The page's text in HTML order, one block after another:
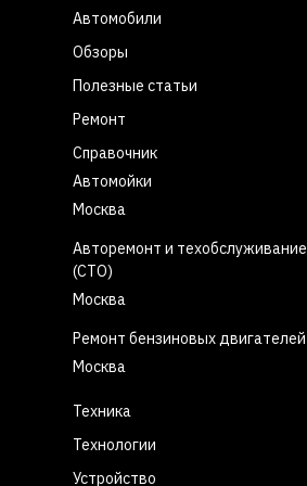
Автомобили
Обзоры
Полезные статьи
Ремонт
Справочник
Автомойки
Москва
Авторемонт и техобслуживание
(СТО)
Москва
Ремонт бензиновых двигателей
Москва
Техника
Технологии
Устройство